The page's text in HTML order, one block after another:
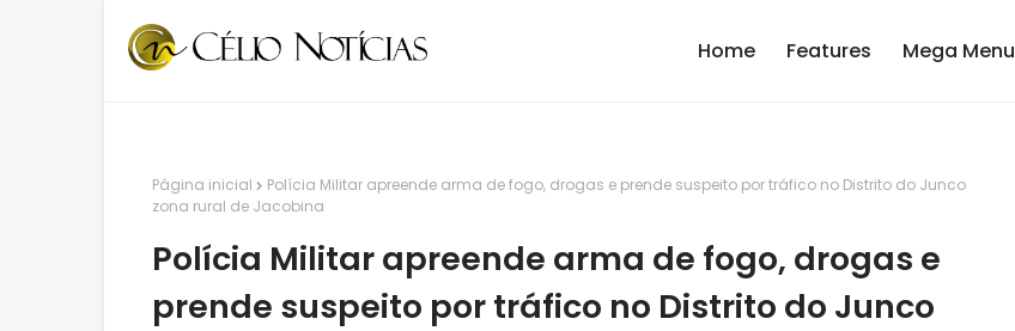
Home Features Mega Menu
Página inicial
Polícia Militar apreende arma de fogo, drogas e prende suspeito por tráfico no Distrito do Junco
zona rural de Jacobina
Polícia Militar apreende arma de fogo, drogas e
prende suspeito por tráfico no Distrito do Junco